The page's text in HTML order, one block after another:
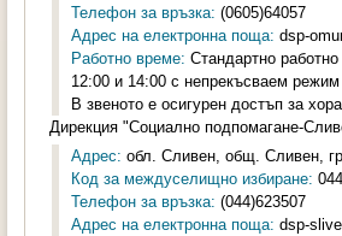
Телефон за връзка: (0605)64057
Адрес на електронна поща: dsp-
Работно време: Стандартно
12:00 и 14:00 с непрекъсваем режим
В звеното е осигурен достъп за
Дирекция "Социално подпомагане-
Адрес: обл. Сливен, общ. Сливен,
Код за междуселищно избиране: 044
Телефон за връзка: (044)623507
Адрес на електронна поща: dsp-